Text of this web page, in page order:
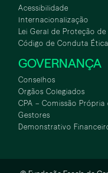
Acessibilidade
Internacionalização
Lei Geral de Proteção de
Código de Conduta Ética
GOVERNANÇA
Conselhos
Orgãos Colegiados
CPA – Comissão Própria
Gestores
Demonstrativo